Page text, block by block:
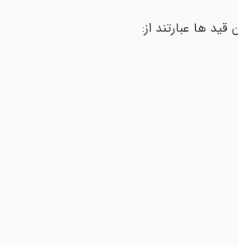
ها عبارتند از: